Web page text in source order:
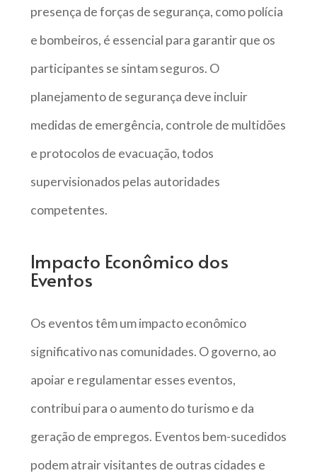
presença de forças de segurança, como polícia
e bombeiros, é essencial para garantir que os
participantes se sintam seguros. O
planejamento de segurança deve incluir
medidas de emergência, controle de multidões
e protocolos de evacuação, todos
supervisionados pelas autoridades
competentes.
Impacto Econômico dos
Eventos
Os eventos têm um impacto econômico
significativo nas comunidades. O governo, ao
apoiar e regulamentar esses eventos,
contribui para o aumento do turismo e da
geração de empregos. Eventos bem-sucedidos
podem atrair visitantes de outras cidades e